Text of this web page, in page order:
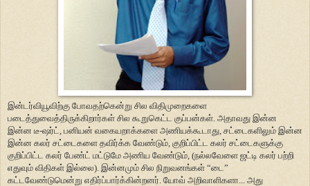
இன்டர்வியூவிற்கு போவதற்கென்று சில விதிமுறைகளை
படைத்துவைத்திருக்கிறார்கள் சில கூறுகெட்ட குப்பன்கள். அதாவது இன்ன
இன்ன டீ-ஷர்ட், பனியன் வகையறாக்களை அணியக்கூடாது, சட்டைகளிலும் இன்ன
இன்ன கலர் சட்டைகளை தவிர்க்க வேண்டும், குறிப்பிட்ட கலர் சட்டைகளுக்கு
குறிப்பிட்ட கலர் பேண்ட் மட்டுமே அணிய வேண்டும், (நல்லவேளை ஜட்டி கலர் பற்றி
எதுவும் விதிகள் இல்லை). இன்னமும் சில நிறுவனங்கள் “டை”
கட்டவேண்டுமென்று எதிர்ப்பார்க்கின்றனர். யோவ் அறிவாளிகளா... அது